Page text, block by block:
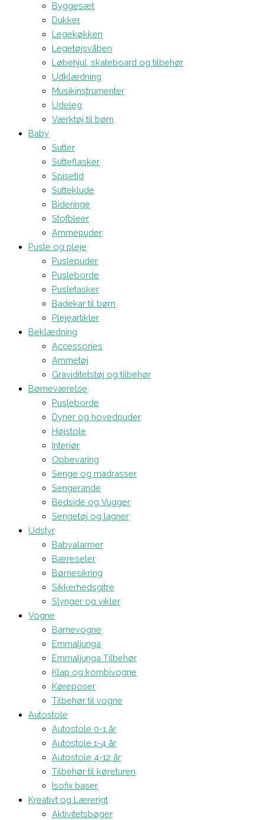
Byggesæt
Dukker
Legekøkken
Legetøjsvåben
Løbehjul, skateboard og tilbehør
Udklædning
Musikinstrumenter
Udeleg
Værktøj til børn
Baby
Sutter
Sutteflasker
Spisetid
Sutteklude
Bideringe
Stofbleer
Ammepuder
Pusle og pleje
Puslepuder
Pusleborde
Pusletasker
Badekar til børn
Plejeartikler
Beklædning
Accessories
Ammetøj
Graviditetstøj og tilbehør
Børneværelse
Pusleborde
Dyner og hovedpuder
Højstole
Interiør
Opbevaring
Senge og madrasser
Sengerande
Bedside og Vugger
Sengetøj og lagner
Udstyr
Babyalarmer
Bæreseler
Børnesikring
Sikkerhedsgitre
Slynger og vikler
Vogne
Barnevogne
Emmaljunga
Emmaljunga Tilbehør
Klap og kombivogne
Køreposer
Tilbehør til vogne
Autostole
Autostole 0-1 år
Autostole 1-4 år
Autostole 4-12 år
Tilbehør til køreturen
Isofix baser
Kreativt og Lærerigt
Aktivitetsbøger